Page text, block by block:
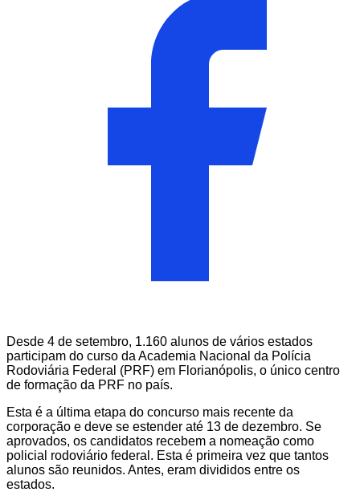
Desde 4 de setembro, 1.160 alunos de vários estados
participam do curso da Academia Nacional da Polícia
Rodoviária Federal (PRF) em Florianópolis, o único centro
de formação da PRF no país.
Esta é a última etapa do concurso mais recente da
corporação e deve se estender até 13 de dezembro. Se
aprovados, os candidatos recebem a nomeação como
policial rodoviário federal. Esta é primeira vez que tantos
alunos são reunidos. Antes, eram divididos entre os
estados.